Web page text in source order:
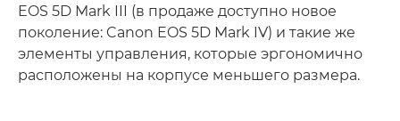
EOS 5D Mark III (в продаже доступно новое
поколение: Canon EOS 5D Mark IV) и такие же
элементы управления, которые эргономично
расположены на корпусе меньшего размера.